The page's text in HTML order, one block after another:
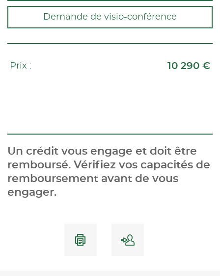
Demande de visio-conférence
Prix : 10 290 €
Un crédit vous engage et doit être
remboursé. Vérifiez vos capacités de
remboursement avant de vous
engager.